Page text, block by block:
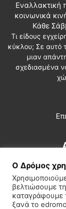
Εναλλακτική
κοινωνικά
Κάθε
Τι είδους
κύκλου; Σε αυτό
μιαν
σχεδιασμένα
Ο Δρόμος
βελτιώσουμε
καταγράφουμε
ξανά το